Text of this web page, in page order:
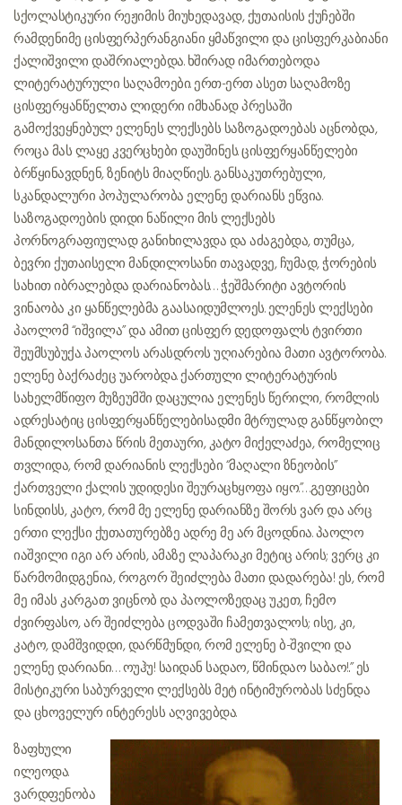
სქოლასტიკური რეჟიმის მიუხედავად, ქუთაისის ქუჩებში
რამდენიმე ცისფერპერანგიანი ყმაწვილი და ცისფერკაბიანი
ქალიშვილი დაშრიალებდა. ხშირად იმართებოდა
ლიტერატურული საღამოები. ერთ-ერთ ასეთ საღამოზე
ცისფერყანწელთა ლიდერი იმხანად პრესაში
გამოქვეყნებულ ელენეს ლექსებს საზოგადოებას აცნობდა,
როცა მას ლაყე კვერცხები დაუშინეს. ცისფერყანწელები
ბრწყინავდნენ, ზენიტს მიაღწიეს. განსაკუთრებული,
სკანდალური პოპულარობა ელენე დარიანს ეწვია.
საზოგადოების დიდი ნაწილი მის ლექსებს
პორნოგრაფიულად განიხილავდა და აძაგებდა, თუმცა,
ბევრი ქუთაისელი მანდილოსანი თავადვე, ჩუმად, ჭორების
სახით იბრალებდა დარიანობას… ჭეშმარიტი ავტორის
ვინაობა კი ყანწელებმა გაასაიდუმლოეს. ელენეს ლექსები
პაოლომ “იშვილა” და ამით ცისფერ დედოფალს ტვირთი
შეუმსუბუქა. პაოლოს არასდროს უღიარებია მათი ავტორობა.
ელენე ბაქრაძეც უარობდა. ქართული ლიტერატურის
სახელმწიფო მუზეუმში დაცულია ელენეს წერილი, რომლის
ადრესატიც ცისფერყანწელებისადმი მტრულად განწყობილ
მანდილოსანთა წრის მეთაური, კატო მიქელაძეა, რომელიც
თვლიდა, რომ დარიანის ლექსები “მაღალი ზნეობის”
ქართველი ქალის უდიდესი შეურაცხყოფა იყო.”…გეფიცები
სინდისს, კატო, რომ მე ელენე დარიანზე შორს ვარ და არც
ერთი ლექსი ქუთათურებზე ადრე მე არ მცოდნია. პაოლო
იაშვილი იგი არ არის, ამაზე ლაპარაკი მეტიც არის; ვერც კი
წარმომიდგენია, როგორ შეიძლება მათი დადარება! ეს, რომ
მე იმას კარგათ ვიცნობ და პაოლოზედაც უკეთ, ჩემო
ძვირფასო, არ შეიძლება ცოდვაში ჩამეთვალოს; ისე, კი,
კატო, დამშვიდდი, დარწმუნდი, რომ ელენე ბ-შვილი და
ელენე დარიანი… ოუჰუ! საიდან სადაო, წმინდაო საბაო!..” ეს
მისტიკური საბურველი ლექსებს მეტ ინტიმურობას სძენდა
და ცხოველურ ინტერესს აღვივებდა.
ზაფხული
ილეოდა.
ვარდფენობა